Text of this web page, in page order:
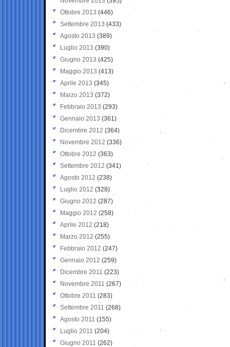
Ottobre 2013 (446)
Settembre 2013 (433)
Agosto 2013 (389)
Luglio 2013 (390)
Giugno 2013 (425)
Maggio 2013 (413)
Aprile 2013 (345)
Marzo 2013 (372)
Febbraio 2013 (293)
Gennaio 2013 (361)
Dicembre 2012 (364)
Novembre 2012 (336)
Ottobre 2012 (363)
Settembre 2012 (341)
Agosto 2012 (238)
Luglio 2012 (328)
Giugno 2012 (287)
Maggio 2012 (258)
Aprile 2012 (218)
Marzo 2012 (255)
Febbraio 2012 (247)
Gennaio 2012 (259)
Dicembre 2011 (223)
Novembre 2011 (267)
Ottobre 2011 (283)
Settembre 2011 (268)
Agosto 2011 (155)
Luglio 2011 (204)
Giugno 2011 (262)